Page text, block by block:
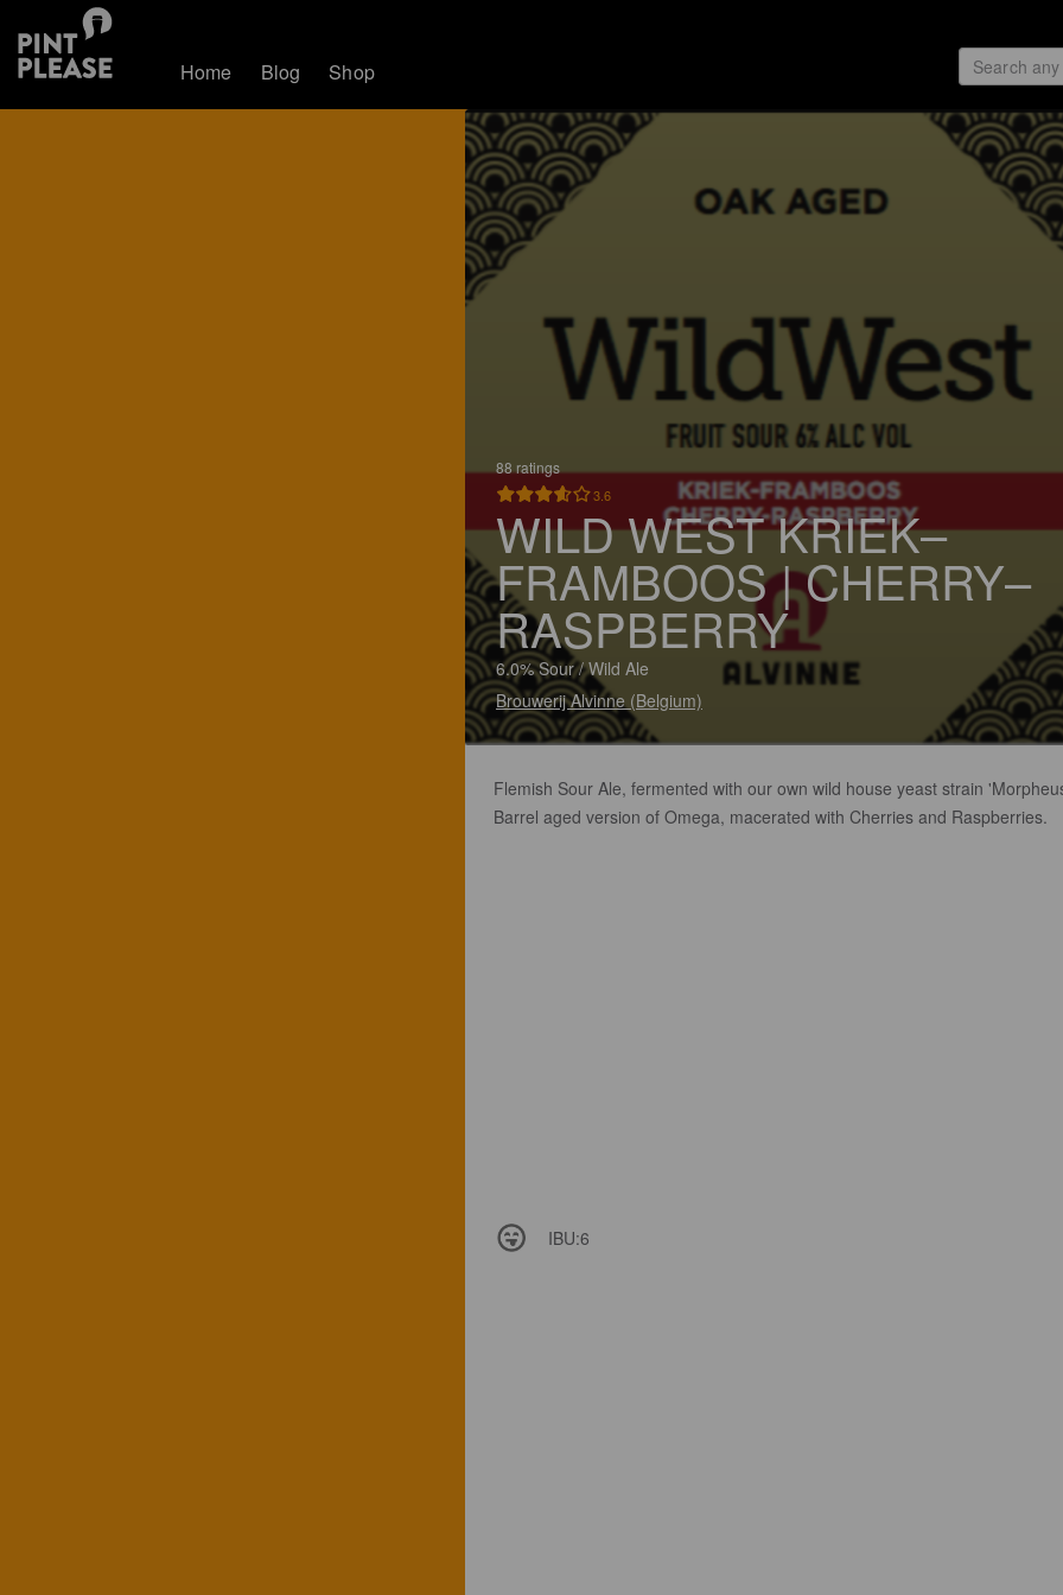
Home Blog Shop
88 ratings
3.6
WILD WEST KRIEK–
FRAMBOOS | CHERRY–
RASPBERRY
6.0% Sour / Wild Ale
Brouwerij Alvinne (Belgium)
Flemish Sour Ale, fermented with our own wild house yeast strain
Barrel aged version of Omega, macerated with Cherries and Raspberries.
IBU:6